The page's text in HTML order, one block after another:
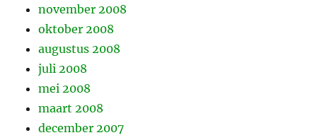
november 2008
oktober 2008
augustus 2008
juli 2008
mei 2008
maart 2008
december 2007